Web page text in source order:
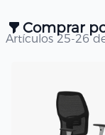
Artículos 25-26
Comprar